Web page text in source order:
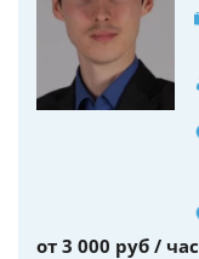
от 3 000 руб / час